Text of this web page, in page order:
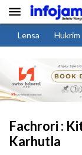

Lensa Hukrim
Fachrori :
Karhutla